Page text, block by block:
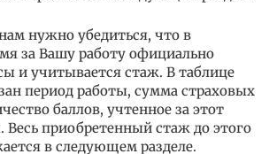
нужно убедиться, что в
за Вашу работу официально
и учитывается стаж. В таблице
период работы, сумма страховых
баллов, учтенное за этот
Весь приобретенный стаж до этого
в следующем разделе.